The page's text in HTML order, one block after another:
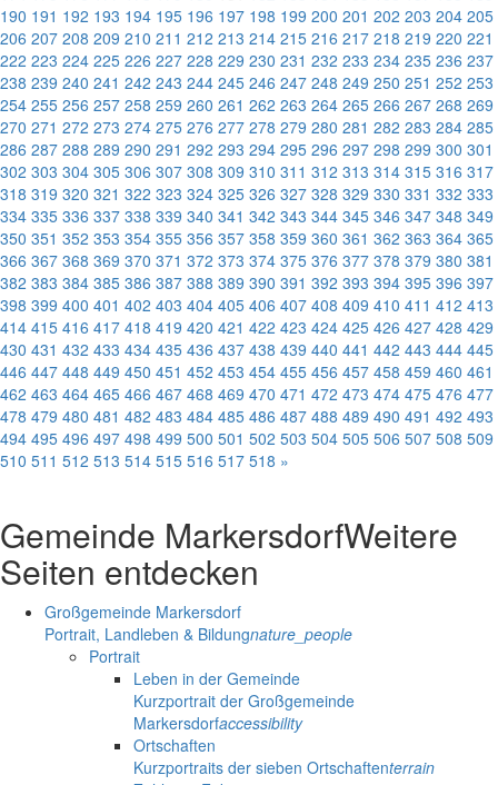
190 191 192 193 194 195 196 197 198 199 200 201 202 203 204 205
206 207 208 209 210 211 212 213 214 215 216 217 218 219 220 221
222 223 224 225 226 227 228 229 230 231 232 233 234 235 236 237
238 239 240 241 242 243 244 245 246 247 248 249 250 251 252 253
254 255 256 257 258 259 260 261 262 263 264 265 266 267 268 269
270 271 272 273 274 275 276 277 278 279 280 281 282 283 284 285
286 287 288 289 290 291 292 293 294 295 296 297 298 299 300 301
302 303 304 305 306 307 308 309 310 311 312 313 314 315 316 317
318 319 320 321 322 323 324 325 326 327 328 329 330 331 332 333
334 335 336 337 338 339 340 341 342 343 344 345 346 347 348 349
350 351 352 353 354 355 356 357 358 359 360 361 362 363 364 365
366 367 368 369 370 371 372 373 374 375 376 377 378 379 380 381
382 383 384 385 386 387 388 389 390 391 392 393 394 395 396 397
398 399 400 401 402 403 404 405 406 407 408 409 410 411 412 413
414 415 416 417 418 419 420 421 422 423 424 425 426 427 428 429
430 431 432 433 434 435 436 437 438 439 440 441 442 443 444 445
446 447 448 449 450 451 452 453 454 455 456 457 458 459 460 461
462 463 464 465 466 467 468 469 470 471 472 473 474 475 476 477
478 479 480 481 482 483 484 485 486 487 488 489 490 491 492 493
494 495 496 497 498 499 500 501 502 503 504 505 506 507 508 509
510 511 512 513 514 515 516 517 518 »
Gemeinde MarkersdorfWeitere
Seiten entdecken
Großgemeinde Markersdorf
Portrait, Landleben & Bildungnature_people
Portrait
Leben in der Gemeinde
Kurzportrait der Großgemeinde
Markersdorfaccessibility
Ortschaften
Kurzportraits der sieben Ortschaftenterrain